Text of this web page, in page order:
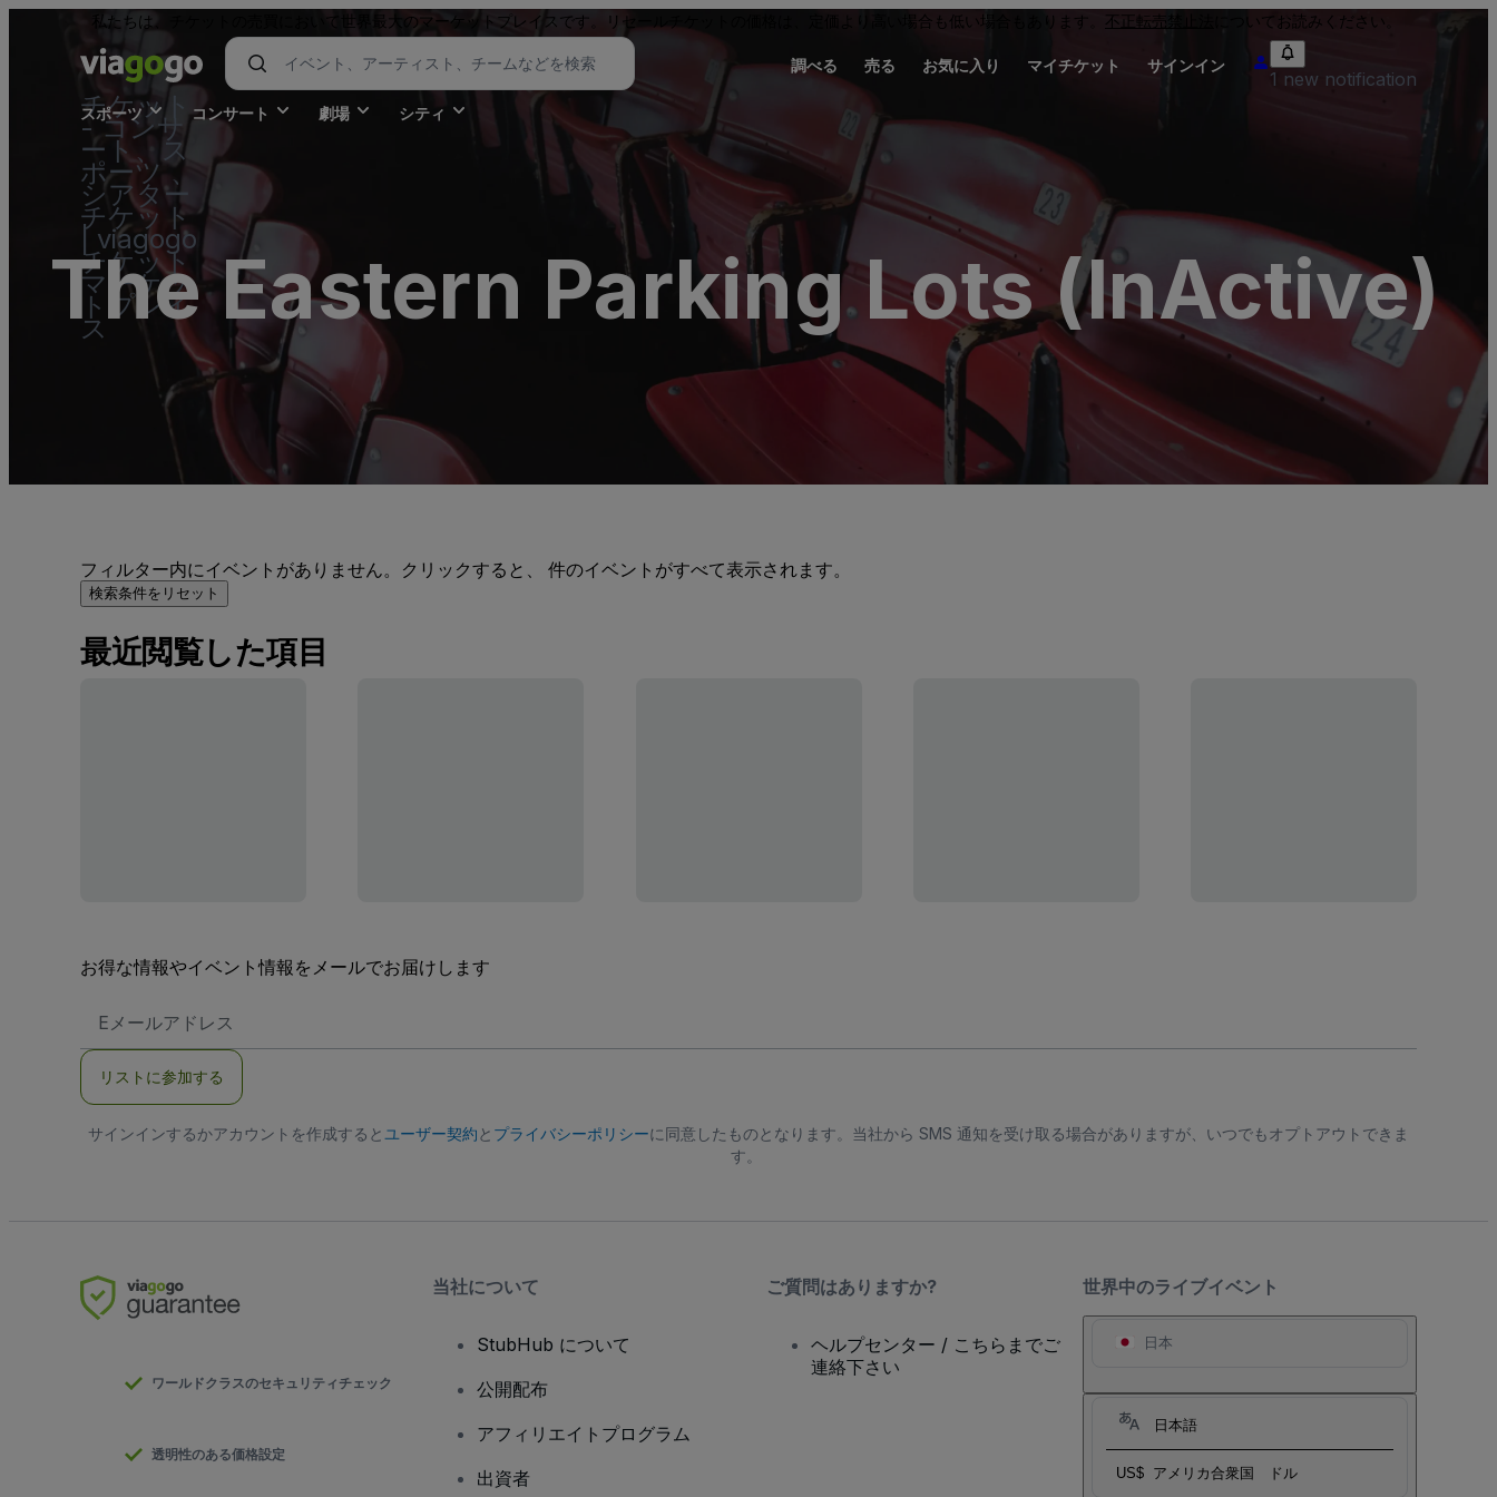
私たちは、チケットの売買において世界最大のマーケットプレイスです。リセールチケットの価格は、定価より高い場合も低い場合もあります。 不正転売禁止法 についてお読みください。
チケット
- コンサ
ート、ス
ポーツ 、
シアター
チケット
| viagogo
チケット
マーケッ
トプレイ
ス
調べる 売る お気に入り マイチケット サインイン
1 new notification
スポーツ コンサート 劇場 シティ
The Eastern Parking Lots (InActive)
フィルター内にイベントがありません。クリックすると、 件のイベントがすべて表示されます。
検索条件をリセット
最近閲覧した項目
お得な情報やイベント情報をメールでお届けします
メ
ア
ス
リストに参加する
サインインするかアカウントを作成すると ユーザー契約と プライバシーポリシーに同意したものとなります。当社から SMS 通知を受け取る場合がありますが、いつでもオプトアウトできま
す。
世界中のライブイベント
日本
日本語
US$ アメリカ合衆国 ドル
ワールドクラスのセキュリティチェック
透明性のある価格設定
当社について
StubHub について
公開配布
アフィリエイトプログラム
出資者
ご質問はありますか?
ヘルプセンター / こちらまでご
連絡下さい